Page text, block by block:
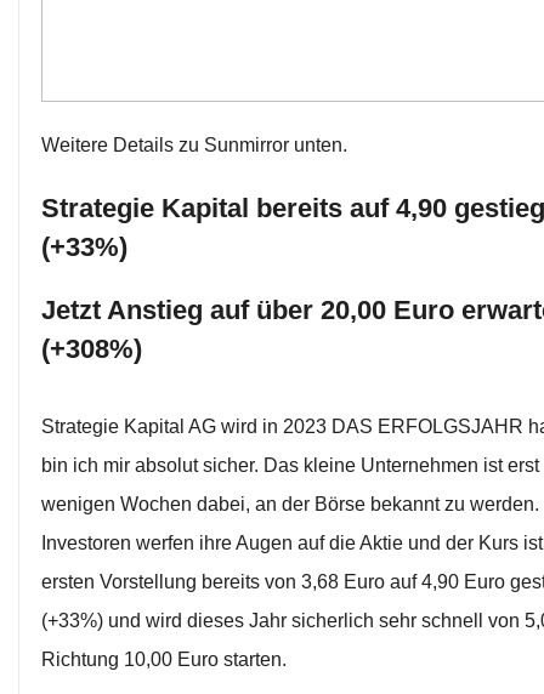
Weitere Details zu Sunmirror unten.
Strategie Kapital bereits auf 4,90
(+33%)
Jetzt Anstieg auf über 20,00 Euro
(+308%)
Strategie Kapital AG wird in 2023 DAS ERFOLGSJAHR
bin ich mir absolut sicher. Das kleine Unternehmen ist erst
wenigen Wochen dabei, an der Börse bekannt zu werden.
Investoren werfen ihre Augen auf die Aktie und der Kurs
ersten Vorstellung bereits von 3,68 Euro auf 4,90 Euro
(+33%) und wird dieses Jahr sicherlich sehr schnell von
Richtung 10,00 Euro starten.